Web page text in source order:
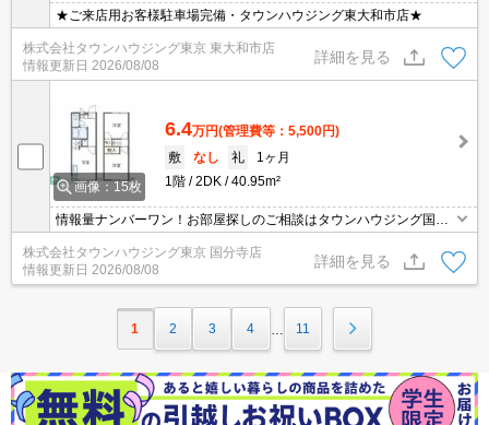
★ご来店用お客様駐車場完備・タウンハウジング東大和市店★
株式会社タウンハウジング東京 東大和市店
情報更新日 2026/08/08
詳細を見る
画像：15枚
6.4万円(管理費等：5,500円)
敷
なし 礼
1ヶ月
1階
2DK 40.95m²
情報量ナンバーワン！お部屋探しのご相談はタウンハウジング国分
寺店にお任せを！
株式会社タウンハウジング東京 国分寺店
情報更新日 2026/08/08
詳細を見る
1 2 3 4 11